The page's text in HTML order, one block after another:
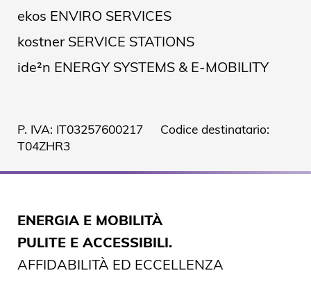
ekos ENVIRO SERVICES
kostner SERVICE STATIONS
ide²n ENERGY SYSTEMS & E-MOBILITY
P. IVA: IT03257600217 Codice destinatario:
T04ZHR3
ENERGIA E MOBILITÀ
PULITE E ACCESSIBILI.
AFFIDABILITÀ ED ECCELLENZA